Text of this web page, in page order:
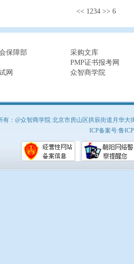
<< 1234 >> 6
保障部
采购文库
PMP证书报考网
网
众智商学院
有：@众智商学院 北京市房山区拱辰街道月华
ICP备案号:鲁